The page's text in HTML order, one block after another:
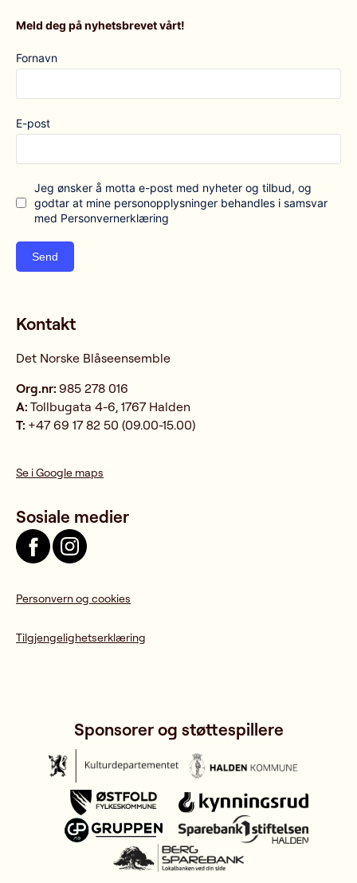
Meld deg på nyhetsbrevet vårt!
Fornavn
E-post
Jeg ønsker å motta e-post med nyheter og tilbud, og
godtar at mine personopplysninger behandles i samsvar
med Personvernerklæring
Send
Kontakt
Det Norske Blåseensemble
Org.nr: 985 278 016
A: Tollbugata 4-6, 1767 Halden
T: +47 69 17 82 50 (09.00-15.00)
Se i Google maps
Sosiale medier
Personvern og cookies
Tilgjengelighetserklæring
Sponsorer og støttespillere